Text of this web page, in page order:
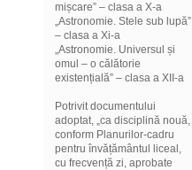
mișcare” – clasa a X-a
„Astronomie. Stele sub lupă”
– clasa a Xi-a
„Astronomie. Universul și
omul – o călătorie
existențială” – clasa a XII-a
Potrivit documentului
adoptat, „ca disciplină nouă,
conform Planurilor-cadru
pentru învățământul liceal,
cu frecvență zi, aprobate